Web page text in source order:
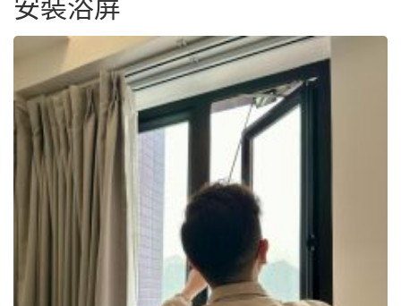
安裝浴屏